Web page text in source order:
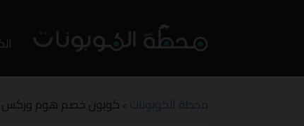
إلى
محطة الكوبونات >كوبون خصم هوم وركس 10% على الأثاث المنزلي HOMEWORKS